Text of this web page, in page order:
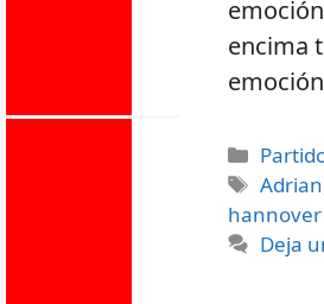
encima
Adrian
hannover
Deja